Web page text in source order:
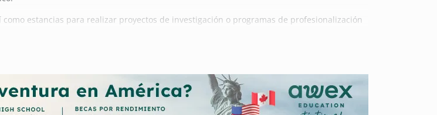
estancias para realizar proyectos de investigación o programas de profesionalización
Comexus contribuye al desarrollo de las relaciones sociales y educativas de